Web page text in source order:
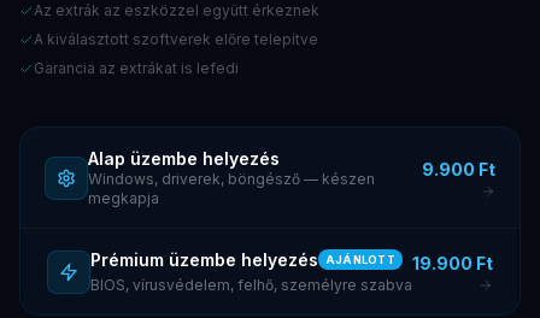
Az extrák az eszközzel együtt érkeznek
A kiválasztott szoftverek előre telepítve
Garancia az extrákat is lefedi
Alap üzembe helyezés
Windows, driverek, böngésző — készen
megkapja
9.900 Ft
Prémium üzembe helyezés AJÁNLOTT
BIOS, vírusvédelem, felhő, személyre szabva
19.900 Ft